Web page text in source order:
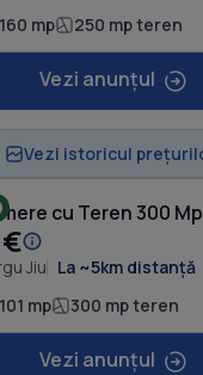
160 mp 250 mp teren
Vezi anunțul
Vezi istoricul
cu Teren 300
Jiu La ~5km distanță
101 mp 300 mp teren
Vezi anunțul